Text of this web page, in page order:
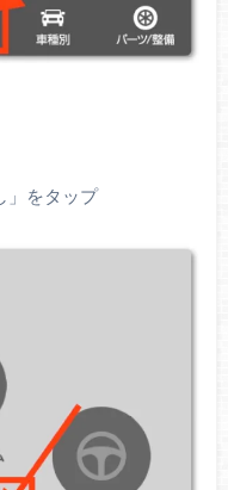
」をタップ